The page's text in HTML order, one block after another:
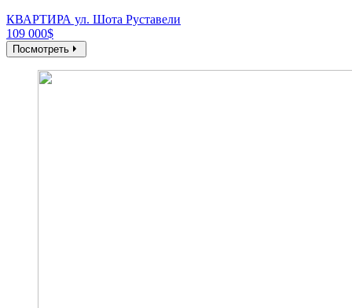
КВАРТИРА ул. Шота Руставели
109 000$
Посмотреть